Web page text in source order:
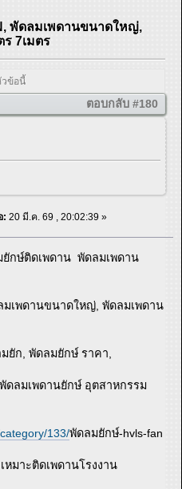
พัดลมเพดานขนาดใหญ่,
7เมตร
วข้อนี้
ตอบกลับ #180
: 20 มี.ค. 69 , 20:02:39 »
กษ์ติดเพดาน พัดลมเพดาน
มเพดานขนาดใหญ่, พัดลมเพดาน
ยัก, พัดลมยักษ์ ราคา,
ลมเพดานยักษ์ อุตสาหกรรม
133/พัดลมยักษ์-hvls-fan
มาะติดเพดานโรงงาน